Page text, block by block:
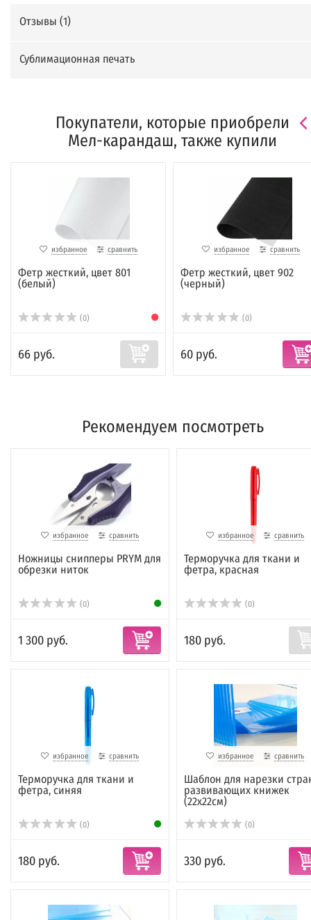
Отзывы (1)
Сублимационная печать
Покупатели, которые приобрели
Мел-карандаш, также купили
избранное сравнить
Фетр жесткий, цвет 801
(белый)
(0)
66 руб.
избранное сравнить
Фетр жесткий, цвет 902
(черный)
(0)
60 руб.
Рекомендуем посмотреть
избранное сравнить
Ножницы снипперы PRYM для
обрезки ниток
(0)
1 300 руб.
избранное сравнить
Терморучка для ткани и
фетра, красная
(0)
180 руб.
избранное сравнить
Терморучка для ткани и
фетра, синяя
(0)
180 руб.
избранное сравнить
Шаблон для нарезки
развивающих книжек
(22х22см)
(0)
330 руб.